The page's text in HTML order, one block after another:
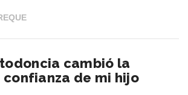
cambió la
confianza de mi hijo